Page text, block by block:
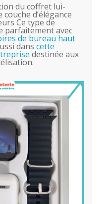
du coffret lui-
d’élégance
Ce type de
parfaitement avec
de bureau haut
dans cette
destinée aux